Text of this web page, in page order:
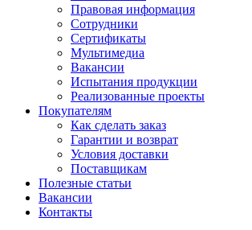
Правовая информация
Сотрудники
Сертификаты
Мультимедиа
Вакансии
Испытания продукции
Реализованные проекты
Покупателям
Как сделать заказ
Гарантии и возврат
Условия доставки
Поставщикам
Полезные статьи
Вакансии
Контакты